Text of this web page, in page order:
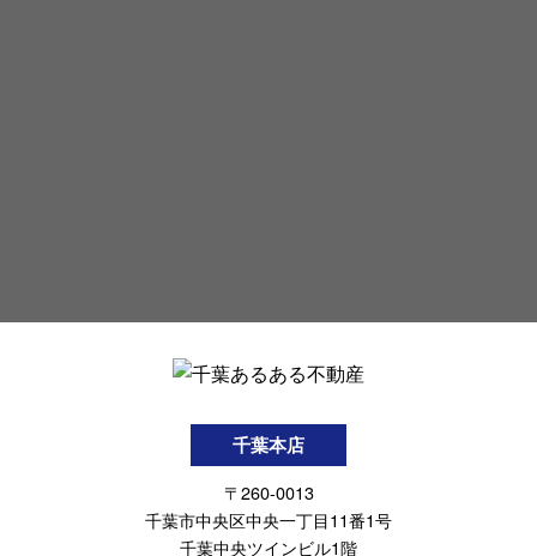
千葉本店
〒260-0013
千葉市中央区中央一丁目11番1号
千葉中央ツインビル1階